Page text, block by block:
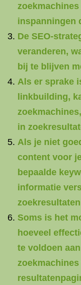
inspanningen
De SEO-
veranderen,
bij te blijven
Als er sprake
linkbuilding,
in
Als je niet
content voor
bepaalde
informatie
Soms is het
hoeveel
te voldoen